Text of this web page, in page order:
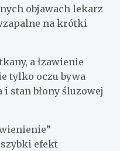
objawach lekarz
na krótki
a łzawienie
tylko oczu bywa
stan błony śluzowej
efekt